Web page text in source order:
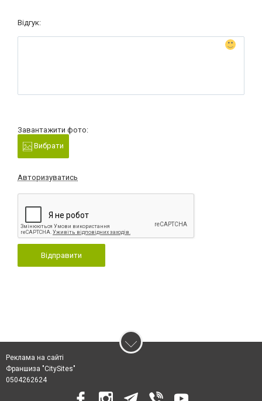
Відгук:
Завантажити фото:
Вибрати
Авторизуватись
Відправити
Реклама на сайті
Франшиза "CitySites"
0504262624